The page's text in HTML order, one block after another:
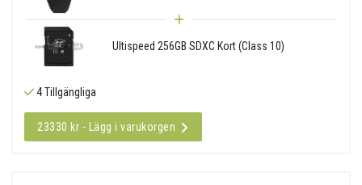
Ultispeed 256GB SDXC Kort (Class 10)
4 Tillgängliga
23330 kr - Lägg i varukorgen